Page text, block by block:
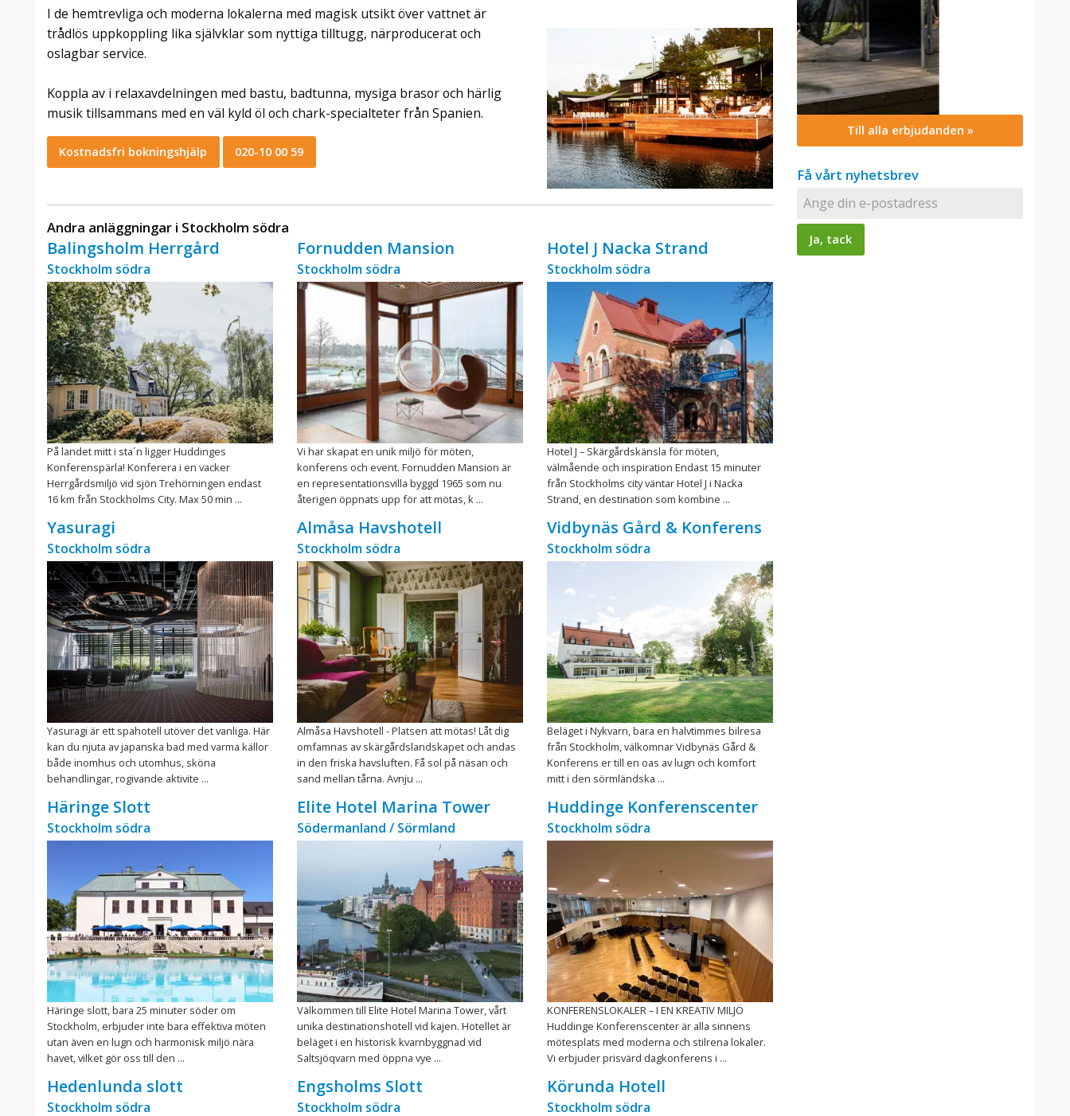
I de hemtrevliga och moderna lokalerna med magisk utsikt över vattnet är
trådlös uppkoppling lika självklar som nyttiga tilltugg, närproducerat och
oslagbar service.
Koppla av i relaxavdelningen med bastu, badtunna, mysiga brasor och härlig
musik tillsammans med en väl kyld öl och chark-specialteter från Spanien.
Kostnadsfri bokningshjälp 020-10 00 59
Andra anläggningar i Stockholm södra
Balingsholm Herrgård
Stockholm södra
På landet mitt i sta´n ligger Huddinges
Konferenspärla! Konferera i en vacker
Herrgårdsmiljö vid sjön Trehörningen endast
16 km från Stockholms City. Max 50 min ...
Yasuragi
Stockholm södra
Yasuragi är ett spahotell utöver det vanliga. Här
kan du njuta av japanska bad med varma källor
både inomhus och utomhus, sköna
behandlingar, rogivande aktivite ...
Häringe Slott
Stockholm södra
Häringe slott, bara 25 minuter söder om
Stockholm, erbjuder inte bara effektiva möten
utan även en lugn och harmonisk miljö nära
havet, vilket gör oss till den ...
Hedenlunda slott
Stockholm södra
Fornudden Mansion
Stockholm södra
Vi har skapat en unik miljö för möten,
konferens och event. Fornudden Mansion är
en representationsvilla byggd 1965 som nu
återigen öppnats upp för att mötas, k ...
Almåsa Havshotell
Stockholm södra
Almåsa Havshotell - Platsen att mötas! Låt dig
omfamnas av skärgårdslandskapet och andas
in den friska havsluften. Få sol på näsan och
sand mellan tårna. Avnju ...
Elite Hotel Marina Tower
Södermanland / Sörmland
Välkommen till Elite Hotel Marina Tower, vårt
unika destinationshotell vid kajen. Hotellet är
beläget i en historisk kvarnbyggnad vid
Saltsjöqvarn med öppna vye ...
Engsholms Slott
Stockholm södra
Hotel J Nacka Strand
Stockholm södra
Hotel J – Skärgårdskänsla för möten,
välmående och inspiration Endast 15 minuter
från Stockholms city väntar Hotel J i Nacka
Strand, en destination som kombine ...
Vidbynäs Gård & Konferens
Stockholm södra
Beläget i Nykvarn, bara en halvtimmes bilresa
från Stockholm, välkomnar Vidbynäs Gård &
Konferens er till en oas av lugn och komfort
mitt i den sörmländska ...
Huddinge Konferenscenter
Stockholm södra
KONFERENSLOKALER – I EN KREATIV MILJÖ
Huddinge Konferenscenter är alla sinnens
mötesplats med moderna och stilrena lokaler.
Vi erbjuder prisvärd dagkonferens i ...
Körunda Hotell
Stockholm södra
Till alla erbjudanden »
Få vårt nyhetsbrev